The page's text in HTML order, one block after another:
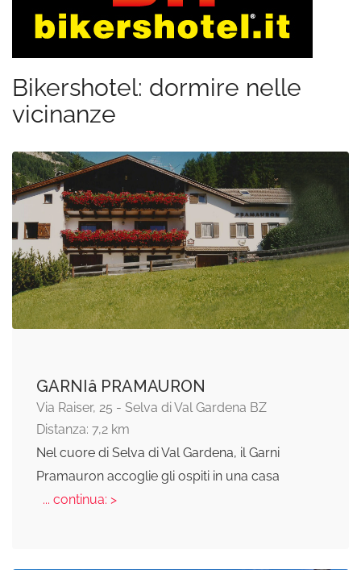
Bikershotel: dormire nelle
vicinanze
GARNIâ PRAMAURON
Via Raiser, 25 - Selva di Val Gardena BZ
Distanza: 7,2 km
Nel cuore di Selva di Val Gardena, il Garni
Pramauron accoglie gli ospiti in una casa
... continua: >